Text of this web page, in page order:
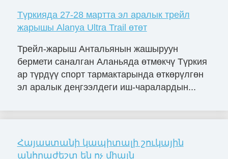
Түркияда 27-28 мартта эл аралык трейл
жарышы Alanya Ultra Trail өтөт
Трейл-жарыш Антальянын жашыруун
бермети саналган Аланьяда өтмөкчү Түркия
ар түрдүү спорт тармактарында өткөрүлгөн
эл аралык деңгээлдеги иш-чаралардын...
Հայաստանի կապիտալի շուկային
անհրաժեշտ են ոչ միայն